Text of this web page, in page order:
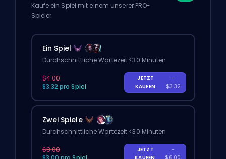
Kaufe ein Spiel mit einem unserer PRO-
Spieler.
Ein Spiel
Durchschnittliche Wartezeit <30 Minuten
$4.00
$3.32 pro Spiel
JETZT
KAUFEN
-
$3.32
Zwei Spiele
Durchschnittliche Wartezeit <30 Minuten
$8.00
JETZT
-